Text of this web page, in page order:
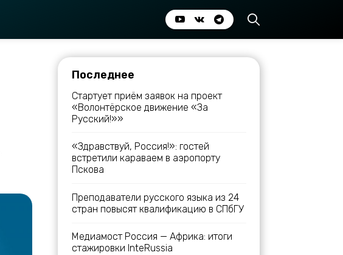
Последнее
Стартует приём заявок на проект
«Волонтёрское движение «За
Русский!»»
«Здравствуй, Россия!»: гостей
встретили караваем в аэропорту
Пскова
Преподаватели русского языка из 24
стран повысят квалификацию в СПбГУ
Медиамост Россия — Африка: итоги
стажировки InteRussia